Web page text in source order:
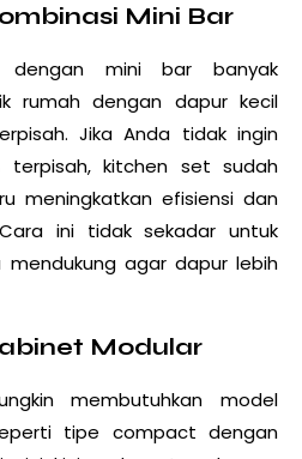
Mini Bar
mini bar banyak
rumah dengan dapur kecil
Jika Anda tidak ingin
terpisah, kitchen set sudah
meningkatkan efisiensi dan
ini tidak sekadar untuk
agar dapur lebih
Modular
membutuhkan model
tipe compact dengan